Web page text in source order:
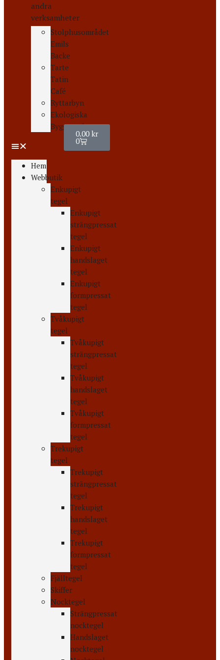
andra
verksamheter
Stolphusområdet
Emils
Backe
Tarte
Tatin
Café
Ryttarbyn
Ekologiska
Byggvaruhuset
Hem
Webbutik
Enkupigt
tegel
Enkupigt
strängpressat
tegel
Enkupigt
handslaget
tegel
Enkupigt
formpressat
tegel
Tvåkupigt
tegel
Tvåkupigt
strängpressat
tegel
Tvåkupigt
handslaget
tegel
Tvåkupigt
formpressat
tegel
Trekupigt
tegel
Trekupigt
strängpressat
tegel
Trekupigt
handslaget
tegel
Trekupigt
formpressat
tegel
Fjälltegel
Skiffer
Nocktegel
Strängpressat
nocktegel
Handslaget
nocktegel
0.00 kr
0